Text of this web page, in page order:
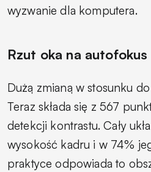
wyzwanie dla komputera.
Rzut oka na autofokus
Dużą zmianą w stosunku
Teraz składa się z 567
detekcji kontrastu. Cały
wysokość kadru i w 74%
praktyce odpowiada to